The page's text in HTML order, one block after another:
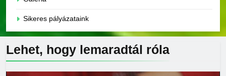
Sikeres pályázataink
Lehet, hogy lemaradtál róla